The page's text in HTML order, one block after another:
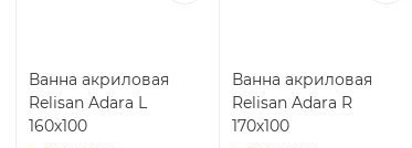
Ванна акриловая
Relisan Adara L
160х100
Ванна акриловая
Relisan Adara R
170х100